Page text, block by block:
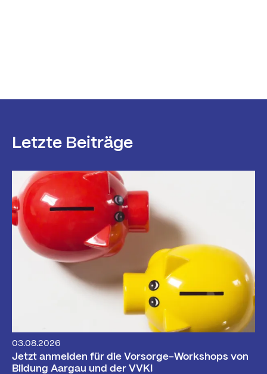
Letzte Beiträge
03.08.2026
Jetzt anmelden für die Vorsorge-Workshops von
Bildung Aargau und der VVK!